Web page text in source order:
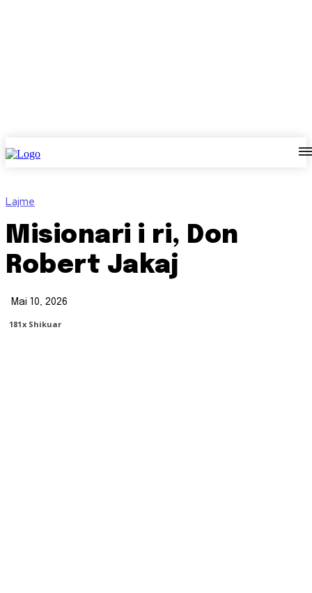
Lajme
Misionari i ri, Don
Robert Jakaj
Mai 10, 2026
181X Shikuar